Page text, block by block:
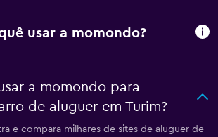
usar a momondo?
a momondo para
de aluguer em Turim?
e compara milhares de sites de aluguer de